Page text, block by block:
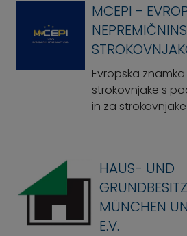
MCEPI -
Evropska
strokovnjake s
in za
HAUS- UND
MÜNCHEN
E.V.